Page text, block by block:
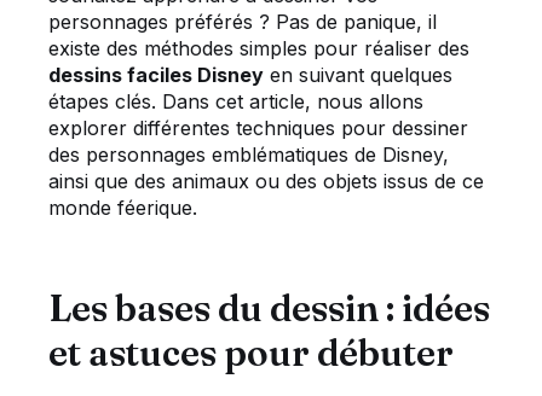
personnages préférés ? Pas de panique, il
existe des méthodes simples pour réaliser des
dessins faciles Disney en suivant quelques
étapes clés. Dans cet article, nous allons
explorer différentes techniques pour dessiner
des personnages emblématiques de Disney,
ainsi que des animaux ou des objets issus de ce
monde féerique.
Les bases du dessin : idées
et astuces pour débuter